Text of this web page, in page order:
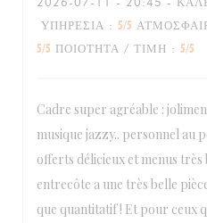
ΥΠΗΡΕΣΊΑ : 5/5
5/5 ΠΟΙΌΤΗΤΑ / ΤΙΜΉ : 5/5
Cadre super agréable :
musique jazzy.. personnel au
offerts délicieux et menus
entrecôte a une très belle
que quantitatif ! Et pour ceux